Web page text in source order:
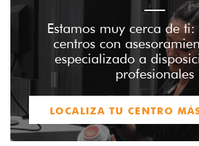
Estamos muy cerca de
centros con
especializado a
profesionales
LOCALIZA TU CENTRO